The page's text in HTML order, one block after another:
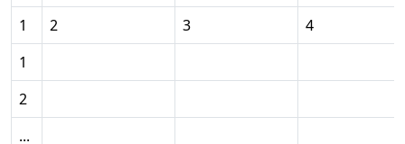
1 2 3
4
1
2
...